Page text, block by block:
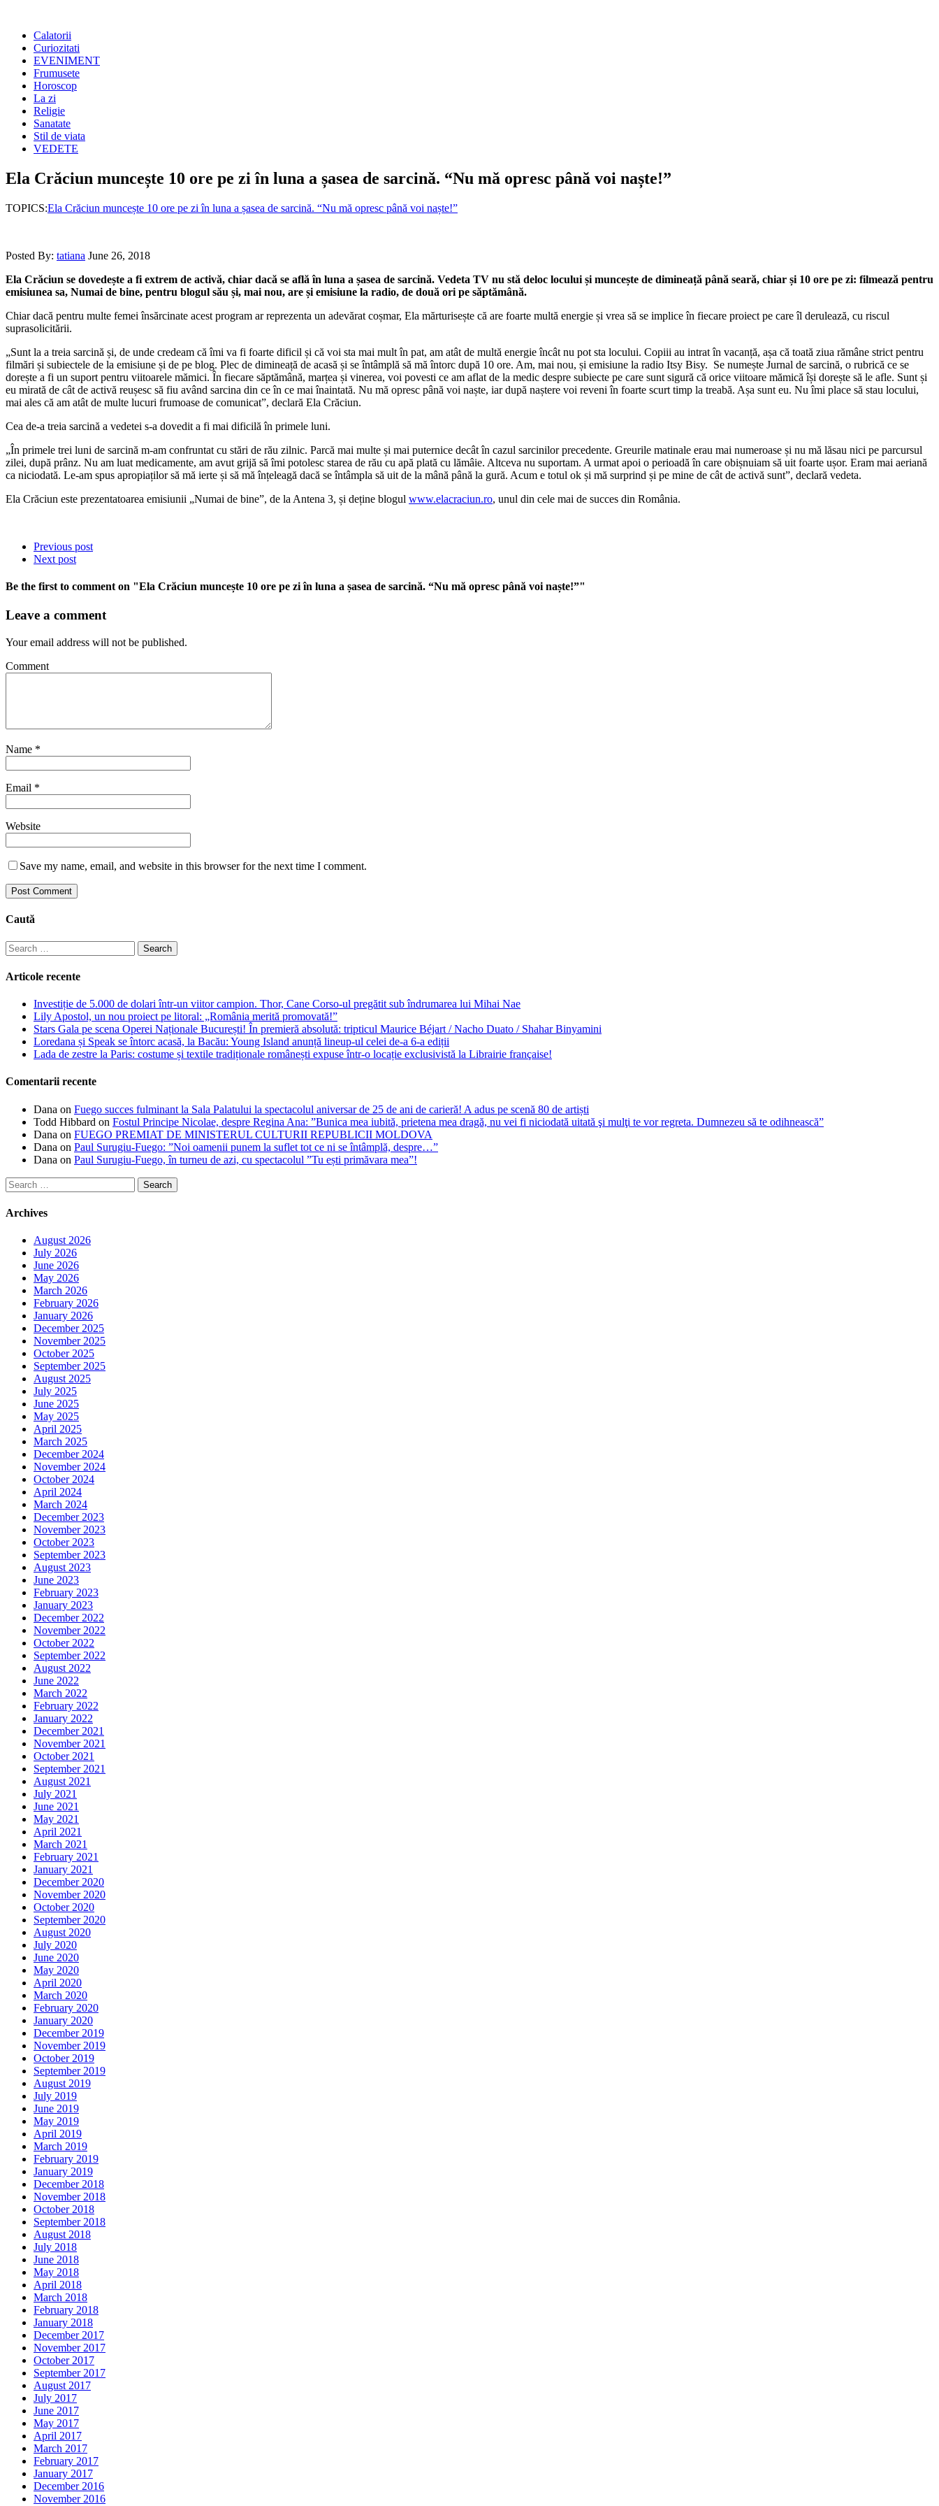
Calatorii
Curiozitati
EVENIMENT
Frumusete
Horoscop
La zi
Religie
Sanatate
Stil de viata
VEDETE
Ela Crăciun muncește 10 ore pe zi în luna a șasea de sarcină. “Nu mă opresc până voi naște!”
TOPICS:Ela Crăciun muncește 10 ore pe zi în luna a șasea de sarcină. “Nu mă opresc până voi naște!”
Posted By: tatiana June 26, 2018
Ela Crăciun se dovedește a fi extrem de activă, chiar dacă se află în luna a șasea de sarcină. Vedeta TV nu stă deloc locului și muncește de dimineață până seară, chiar și 10 ore pe zi: filmează pentru
emisiunea sa, Numai de bine, pentru blogul său și, mai nou, are și emisiune la radio, de două ori pe săptămână.
Chiar dacă pentru multe femei însărcinate acest program ar reprezenta un adevărat coșmar, Ela mărturisește că are foarte multă energie și vrea să se implice în fiecare proiect pe care îl derulează, cu riscul
suprasolicitării.
„Sunt la a treia sarcină și, de unde credeam că îmi va fi foarte dificil și că voi sta mai mult în pat, am atât de multă energie încât nu pot sta locului. Copiii au intrat în vacanță, așa că toată ziua rămâne strict pentru
filmări și subiectele de la emisiune și de pe blog. Plec de dimineață de acasă și se întâmplă să mă întorc după 10 ore. Am, mai nou, și emisiune la radio Itsy Bisy. Se numește Jurnal de sarcină, o rubrică ce se
dorește a fi un suport pentru viitoarele mămici. În fiecare săptămână, marțea și vinerea, voi povesti ce am aflat de la medic despre subiecte pe care sunt sigură că orice viitoare mămică își dorește să le afle. Sunt și
eu mirată de cât de activă reușesc să fiu având sarcina din ce în ce mai înaintată. Nu mă opresc până voi naște, iar după naștere voi reveni în foarte scurt timp la treabă. Așa sunt eu. Nu îmi place să stau locului,
mai ales că am atât de multe lucuri frumoase de comunicat”, declară Ela Crăciun.
Cea de-a treia sarcină a vedetei s-a dovedit a fi mai dificilă în primele luni.
„În primele trei luni de sarcină m-am confruntat cu stări de rău zilnic. Parcă mai multe și mai puternice decât în cazul sarcinilor precedente. Greurile matinale erau mai numeroase și nu mă lăsau nici pe parcursul
zilei, după prânz. Nu am luat medicamente, am avut grijă să îmi potolesc starea de rău cu apă plată cu lămâie. Altceva nu suportam. A urmat apoi o perioadă în care obișnuiam să uit foarte ușor. Eram mai aeriană
ca niciodată. Le-am spus apropiaților să mă ierte și să mă înțeleagă dacă se întâmpla să uit de la mână până la gură. Acum e totul ok și mă surprind și pe mine de cât de activă sunt”, declară vedeta.
Ela Crăciun este prezentatoarea emisiunii „Numai de bine”, de la Antena 3, și deține blogul www.elacraciun.ro, unul din cele mai de succes din România.
Previous post
Next post
Be the first to comment on "Ela Crăciun muncește 10 ore pe zi în luna a șasea de sarcină. “Nu mă opresc până voi naște!”"
Leave a comment
Your email address will not be published.
Comment
Name *
Email *
Website
Save my name, email, and website in this browser for the next time I comment.
Caută
Search
for:
Articole recente
Investiție de 5.000 de dolari într-un viitor campion. Thor, Cane Corso-ul pregătit sub îndrumarea lui Mihai Nae
Lily Apostol, un nou proiect pe litoral: „România merită promovată!”
Stars Gala pe scena Operei Naționale București! În premieră absolută: tripticul Maurice Béjart / Nacho Duato / Shahar Binyamini
Loredana și Speak se întorc acasă, la Bacău: Young Island anunță lineup-ul celei de-a 6-a ediții
Lada de zestre la Paris: costume și textile tradiționale românești expuse într-o locație exclusivistă la Librairie française!
Comentarii recente
Dana on Fuego succes fulminant la Sala Palatului la spectacolul aniversar de 25 de ani de carieră! A adus pe scenă 80 de artiști
Todd Hibbard on Fostul Principe Nicolae, despre Regina Ana: ”Bunica mea iubită, prietena mea dragă, nu vei fi niciodată uitată şi mulţi te vor regreta. Dumnezeu să te odihnească”
Dana on FUEGO PREMIAT DE MINISTERUL CULTURII REPUBLICII MOLDOVA
Dana on Paul Surugiu-Fuego: ”Noi oamenii punem la suflet tot ce ni se întâmplă, despre…”
Dana on Paul Surugiu-Fuego, în turneu de azi, cu spectacolul ”Tu ești primăvara mea”!
Search
for:
Archives
August 2026
July 2026
June 2026
May 2026
March 2026
February 2026
January 2026
December 2025
November 2025
October 2025
September 2025
August 2025
July 2025
June 2025
May 2025
April 2025
March 2025
December 2024
November 2024
October 2024
April 2024
March 2024
December 2023
November 2023
October 2023
September 2023
August 2023
June 2023
February 2023
January 2023
December 2022
November 2022
October 2022
September 2022
August 2022
June 2022
March 2022
February 2022
January 2022
December 2021
November 2021
October 2021
September 2021
August 2021
July 2021
June 2021
May 2021
April 2021
March 2021
February 2021
January 2021
December 2020
November 2020
October 2020
September 2020
August 2020
July 2020
June 2020
May 2020
April 2020
March 2020
February 2020
January 2020
December 2019
November 2019
October 2019
September 2019
August 2019
July 2019
June 2019
May 2019
April 2019
March 2019
February 2019
January 2019
December 2018
November 2018
October 2018
September 2018
August 2018
July 2018
June 2018
May 2018
April 2018
March 2018
February 2018
January 2018
December 2017
November 2017
October 2017
September 2017
August 2017
July 2017
June 2017
May 2017
April 2017
March 2017
February 2017
January 2017
December 2016
November 2016